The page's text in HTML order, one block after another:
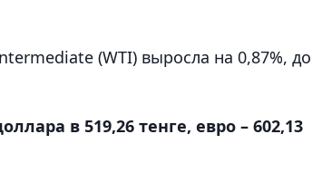
(WTI) выросла на 0,87%, до
в 519,26 тенге, евро – 602,13